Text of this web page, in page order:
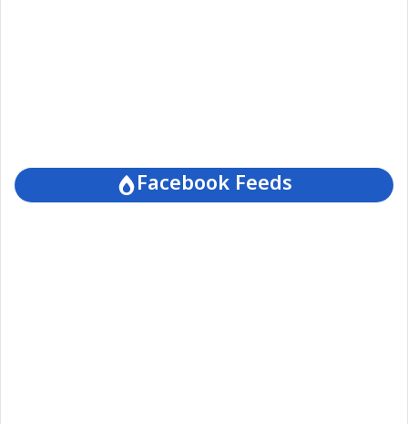
Facebook Feeds